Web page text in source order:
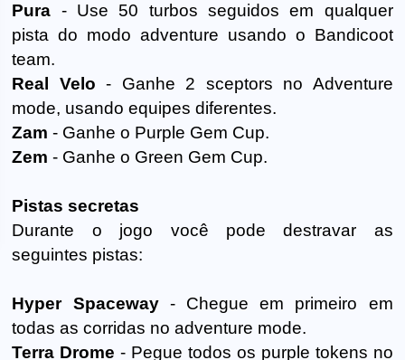
Pura - Use 50 turbos seguidos em qualquer
pista do modo adventure usando o Bandicoot
team.
Real Velo - Ganhe 2 sceptors no Adventure
mode, usando equipes diferentes.
Zam - Ganhe o Purple Gem Cup.
Zem - Ganhe o Green Gem Cup.
Pistas secretas
Durante o jogo você pode destravar as
seguintes pistas:
Hyper Spaceway- Chegue em primeiro em
todas as corridas no adventure mode.
Terra Drome - Pegue todos os purple tokens no